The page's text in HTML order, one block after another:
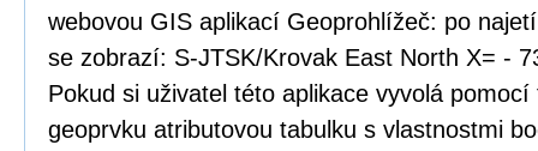
webovou GIS aplikací Geoprohlížeč: po
se zobrazí: S-JTSK/Krovak East North X= -
Pokud si uživatel této aplikace vyvolá
geoprvku atributovou tabulku s vlastnostmi